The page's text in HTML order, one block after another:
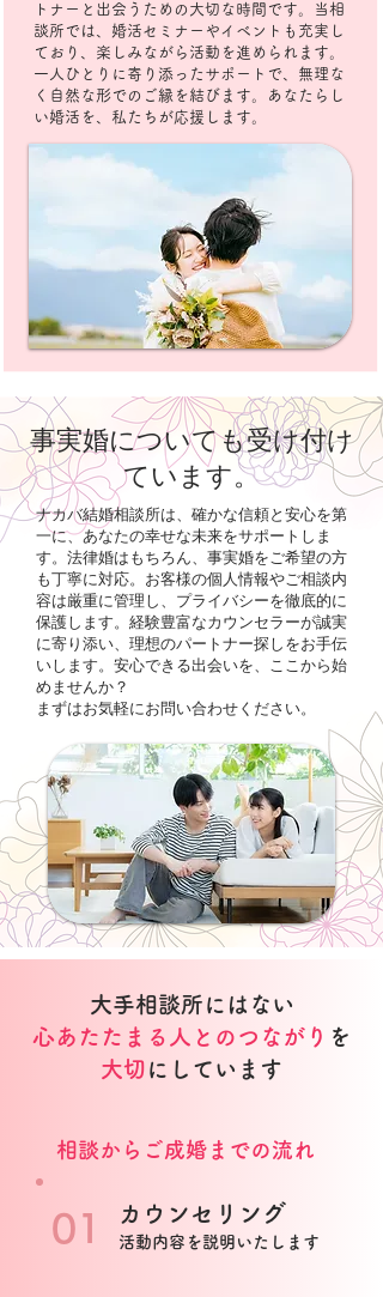
トナーと出会うための大切な時間です。当相
談所では、婚活セミナーやイベントも充実し
ており、楽しみながら活動を進められます。
一人ひとりに寄り添ったサポートで、無理な
く自然な形でのご縁を結びます。あなたらし
い婚活を、私たちが応援します。
事実婚についても受け付け
ています。
ナカバ結婚相談所は、確かな信頼と安心を第
一に、あなたの幸せな未来をサポートしま
す。法律婚はもちろん、事実婚をご希望の方
も丁寧に対応。お客様の個人情報やご相談内
容は厳重に管理し、プライバシーを徹底的に
保護します。経験豊富なカウンセラーが誠実
に寄り添い、理想のパートナー探しをお手伝
いします。安心できる出会いを、ここから始
めませんか？
まずはお気軽にお問い合わせください。
大手相談所にはない
心あたたまる人とのつながり を
大切 にしています
​相談からご成婚までの流れ
01 カウンセリング
活動内容を説明いたします